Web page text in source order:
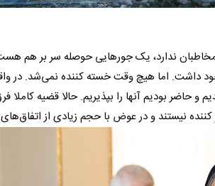
ندارد، یک جورهایی حوصله سر بر هم
داشت. اما هیچ وقت خسته کننده نمی‌شد. در
حاضر بودیم آنها را بپذیریم. حالا قضیه کاملا
نیستند و در عوض با حجم زیادی از